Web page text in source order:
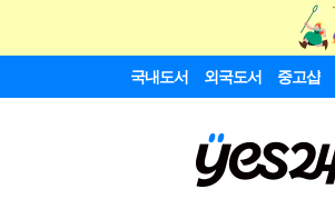
국내도서 외국도서 중고샵